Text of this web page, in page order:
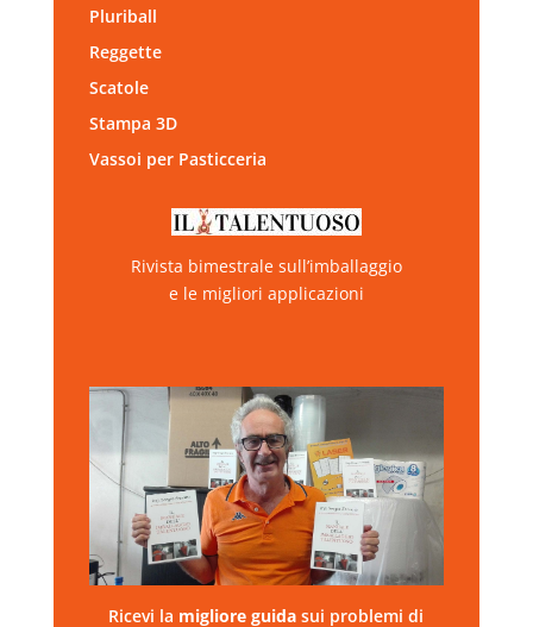
Pluriball
Reggette
Scatole
Stampa 3D
Vassoi per Pasticceria
Rivista bimestrale sull’imballaggio
e le migliori applicazioni
Ricevi la migliore guida sui problemi di